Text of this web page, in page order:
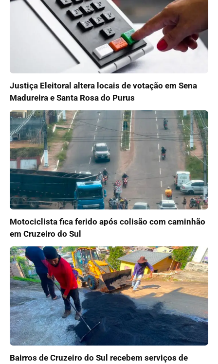
Justiça Eleitoral altera locais de votação em Sena
Madureira e Santa Rosa do Purus
Motociclista fica ferido após colisão com caminhão
em Cruzeiro do Sul
Bairros de Cruzeiro do Sul recebem serviços de